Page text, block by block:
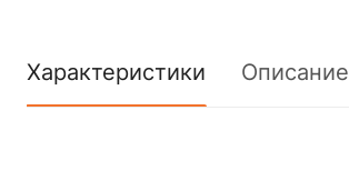
Характеристики Описание